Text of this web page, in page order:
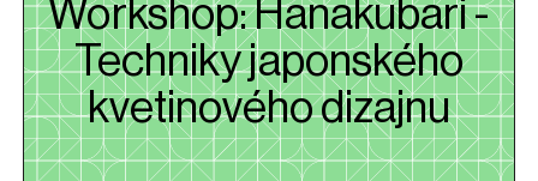
Workshop: Hanakubari -
Techniky japonského
kvetinového dizajnu